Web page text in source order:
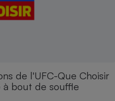
de l'UFC-Que Choisir
à bout de souffle